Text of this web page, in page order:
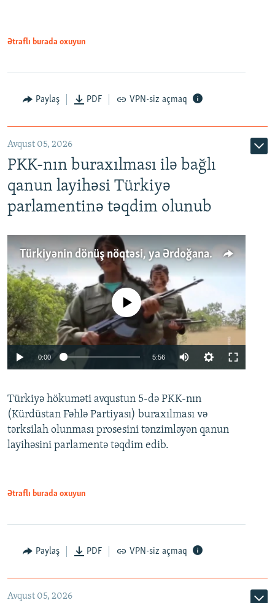
Ətraflı burada oxuyun
Paylaş PDF VPN-siz açmaq
Avqust 05, 2026
PKK-nın buraxılması ilə bağlı
qanun layihəsi Türkiyə
parlamentinə təqdim olunub
Türkiyənin dönüş nöqtəsi, ya Ərdoğana üçüncü şans: PKK ilə qəfil barışıq nə deməkdir?
Auto 240p 360p 480p
720p 1080p
No media source currently available
0:00 5:56
360p
480p
Türkiyə hökuməti avqustun 5-də PKK-nın
(Kürdüstan Fəhlə Partiyası) buraxılması və
tərksilah olunması prosesini tənzimləyən qanun
layihəsini parlamentə təqdim edib.
Ətraflı burada oxuyun
Paylaş PDF VPN-siz açmaq
Avqust 05, 2026